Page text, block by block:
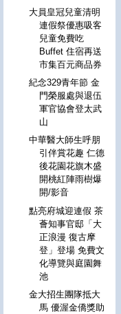
大員皇冠兒童清明
連假祭優惠吸客
兒童免費吃
Buffet 住宿再送
市集百元商品券
紀念329青年節 金
門榮服處與退伍
軍官協會登太武
山
中華醫大師生呼朋
引伴賞花趣 仁德
後花園花旗木盛
開桃紅陣雨樹爆
開/影音
點亮府城迎連假 茶
薈知事官邸「大
正浪漫 復古摩
登」登場 免費文
化導覽與庭園舞
池
金大招生團隊抵大
馬 優渥金僑獎助